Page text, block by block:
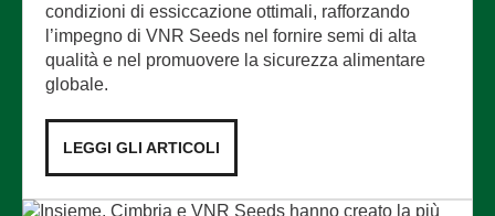
condizioni di essiccazione ottimali, rafforzando
l’impegno di VNR Seeds nel fornire semi di alta
qualità e nel promuovere la sicurezza alimentare
globale.
LEGGI GLI ARTICOLI